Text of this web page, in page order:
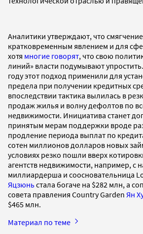
Аналитики утверждают, что
кратковременным явлением и для
хотя многие говорят, что свою
линий» власти подумывают
году этот подход применили для
предела при получении кредитных
впоследствии тактика вылилась в
продаж жилья и волну дефолтов по
недвижимости. Инициатива станет
принятым мерам поддержки вроде
продление периода выплат по
сотен миллионов долларов новых
условиях резко пошли вверх
агентств недвижимости, например, с
миллиардерша и соосновательница
Яцзюньстала богаче на $282 млн, а
совета правления Country Garden Ян
$465 млн.
Материал по теме